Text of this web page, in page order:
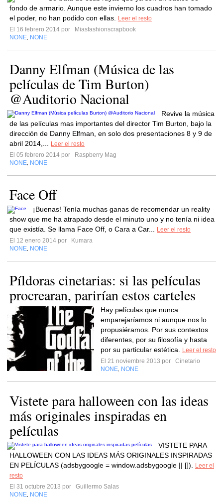
fondo de armario. Aunque este invierno los cuadros han tomado
el poder, no han podido con ellas.
Leer el resto
El 16 febrero 2014 por
Miasfashionscrapbook
NONE NONE
Danny Elfman (Música de las
películas de Tim Burton)
@Auditorio Nacional
Revive la música
de las películas mas importantes del director Tim Burton, bajo la
dirección de Danny Elfman, en solo dos presentaciones 8 y 9 de
abril 2014,...
Leer el resto
El 05 febrero 2014 por
Raspberry Mag
NONE NONE
Face Off
¡Buenas! Tenía muchas ganas de recomendar un reality
show que me ha atrapado desde el minuto uno y no tenía ni idea
que existía. Se llama Face Off, o Cara a Car...
Leer el resto
El 12 enero 2014 por
Kumara
NONE NONE
Píldoras cinetarias: si las películas
procrearan, parirían estos carteles
Hay películas que nunca
emparejaríamos ni aunque nos lo
propusiéramos. Por sus contextos
diferentes, por su filosofía y hasta
por su particular estética.
Leer el resto
El 21 noviembre 2013 por
Cinetario
NONE NONE
Vistete para halloween con las ideas
más originales inspiradas en
películas
VISTETE PARA
HALLOWEEN CON LAS IDEAS MÁS ORIGINALES INSPIRADAS
EN PELÍCULAS (adsbygoogle = window.adsbygoogle || []).
Leer el
resto
El 31 octubre 2013 por
Guillermo Salas
NONE NONE